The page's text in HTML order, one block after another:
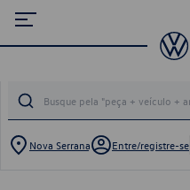
Nova Serrana Entre/registre-se